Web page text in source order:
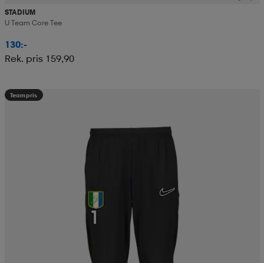
STADIUM
U Team Core Tee
130:-
Rek. pris 159,90
Teampris